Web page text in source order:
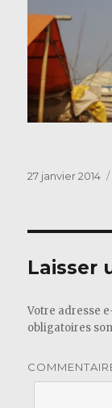
Publié
27 janvier 2014
Laisser
Votre adresse
obligatoires